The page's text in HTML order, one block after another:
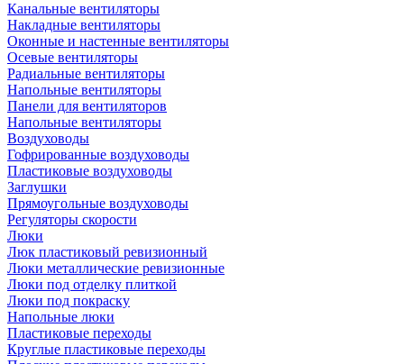
Канальные вентиляторы
Накладные вентиляторы
Оконные и настенные вентиляторы
Осевые вентиляторы
Радиальные вентиляторы
Напольные вентиляторы
Панели для вентиляторов
Напольные вентиляторы
Воздуховоды
Гофрированные воздуховоды
Пластиковые воздуховоды
Заглушки
Прямоугольные воздуховоды
Регуляторы скорости
Люки
Люк пластиковый ревизионный
Люки металлические ревизионные
Люки под отделку плиткой
Люки под покраску
Напольные люки
Пластиковые переходы
Круглые пластиковые переходы